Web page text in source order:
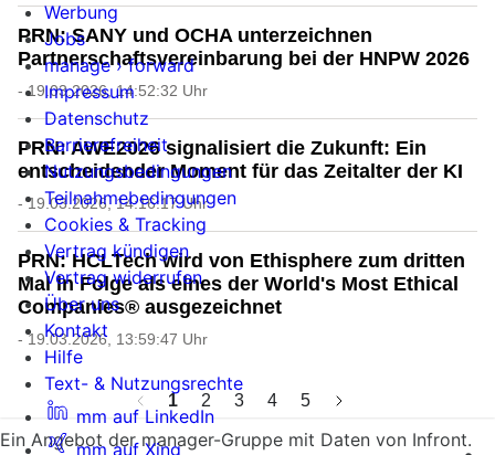
PRN: SANY und OCHA unterzeichnen
Partnerschaftsvereinbarung bei der HNPW 2026
- 19.03.2026, 14:52:32 Uhr
PRN: AWE2026 signalisiert die Zukunft: Ein
entscheidender Moment für das Zeitalter der KI
- 19.03.2026, 14:16:17 Uhr
PRN: HCLTech wird von Ethisphere zum dritten
Mal in Folge als eines der World's Most Ethical
Companies® ausgezeichnet
- 19.03.2026, 13:59:47 Uhr
1 2 3 4 5
Ein Angebot der manager-Gruppe mit Daten von Infront.
Werbung
Jobs
manage › forward
Impressum
Datenschutz
Barrierefreiheit
Nutzungsbedingungen
Teilnahmebedingungen
Cookies & Tracking
Vertrag kündigen
Vertrag widerrufen
Über uns
Kontakt
Hilfe
Text- & Nutzungsrechte
mm auf LinkedIn
mm auf Xing